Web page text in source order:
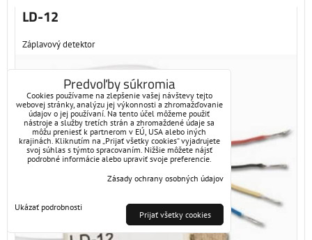
LD-12
Záplavový detektor
Predvoľby súkromia
Cookies používame na zlepšenie vašej návštevy tejto
webovej stránky, analýzu jej výkonnosti a zhromažďovanie
údajov o jej používaní. Na tento účel môžeme použiť
nástroje a služby tretích strán a zhromaždené údaje sa
môžu preniesť k partnerom v EÚ, USA alebo iných
krajinách. Kliknutím na „Prijať všetky cookies“ vyjadrujete
svoj súhlas s týmto spracovaním. Nižšie môžete nájsť
podrobné informácie alebo upraviť svoje preferencie.
Zásady ochrany osobných údajov
Ukázať podrobnosti
Prijať všetky cookies